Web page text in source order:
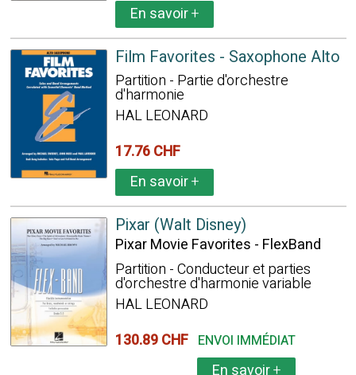
En savoir+
Film Favorites - Saxophone Alto
Partition - Partie d'orchestre
d'harmonie
HAL LEONARD
17.76 CHF
En savoir+
Pixar (Walt Disney)
Pixar Movie Favorites - FlexBand
Partition - Conducteur et parties
d'orchestre d'harmonie variable
HAL LEONARD
130.89 CHF ENVOI IMMÉDIAT
En savoir+